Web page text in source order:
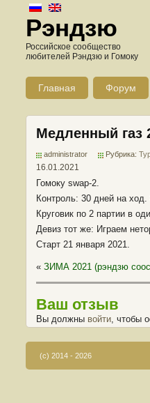
Рэндзю
Российское сообщество
любителей Рэндзю и Гомоку
Главная Форум
Медленный газ
administrator Рубрика:
16.01.2021
Гомоку swap-2.
Контроль: 30 дней на
Круговик по 2 партии в
Девиз тот же: Играем
Старт 21 января 2021.
« ЗИМА 2021 (рэндзю
Ваш отзыв
Вы должны войти, чтобы
(c) 2014 - 2026